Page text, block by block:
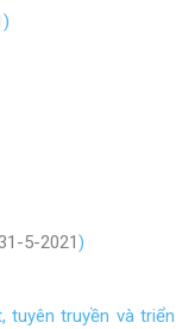
)
5-2021)
tuyên truyền và triển